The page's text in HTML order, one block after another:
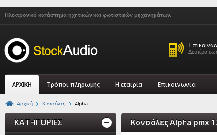
Ηλεκτρονικό κατάστημα ηχητικών και φωτιστικών μηχανημάτων.
Δευτέρα
ΑΡΧΙΚΗ Τρόποι πληρωμής Η εταιρία Επικοινωνία
Αρχική Κονσόλες Alpha
ΚΑΤΗΓΟΡΙΕΣ Κονσόλες Alpha pmx